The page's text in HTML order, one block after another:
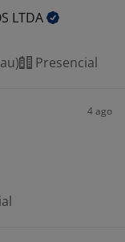
LTDA
Presencial
4 ago